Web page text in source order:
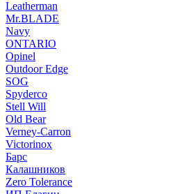
Leatherman
Mr.BLADE
Navy
ONTARIO
Opinel
Outdoor Edge
SOG
Spyderco
Stell Will
Old Bear
Verney-Carron
Victorinox
Барс
Калашников
Zero Tolerance